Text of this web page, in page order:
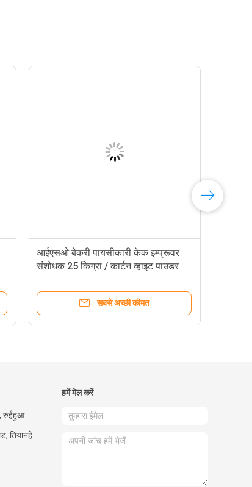
आईएसओ बेकरी पायसीकारी केक इम्प्रूवर
संशोधक 25 किग्रा / कार्टन व्हाइट पाउडर
सबसे अच्छी कीमत
रुईहुआ
तियानहे
हमें मेल करें